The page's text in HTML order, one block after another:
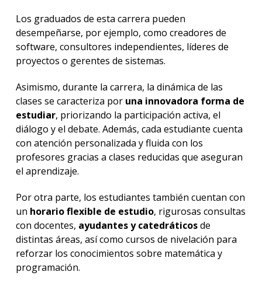
Los graduados de esta carrera pueden
desempeñarse, por ejemplo, como creadores de
software, consultores independientes, líderes de
proyectos o gerentes de sistemas.
Asimismo, durante la carrera, la dinámica de las
clases se caracteriza por una innovadora forma de
estudiar, priorizando la participación activa, el
diálogo y el debate. Además, cada estudiante cuenta
con atención personalizada y fluida con los
profesores gracias a clases reducidas que aseguran
el aprendizaje.
Por otra parte, los estudiantes también cuentan con
un horario flexible de estudio, rigurosas consultas
con docentes, ayudantes y catedráticosde
distintas áreas, así como cursos de nivelación para
reforzar los conocimientos sobre matemática y
programación.